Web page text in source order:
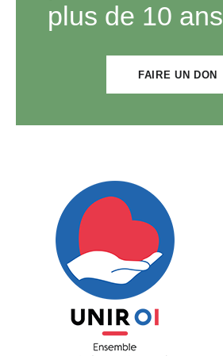
plus de 10 ans
FAIRE UN DON
Ensemble construisons notre avenir